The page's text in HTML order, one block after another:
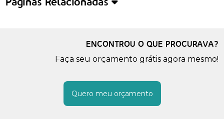
Páginas Relacionadas
ENCONTROU O QUE PROCURAVA?
Faça seu orçamento grátis agora mesmo!
Quero meu orçamento